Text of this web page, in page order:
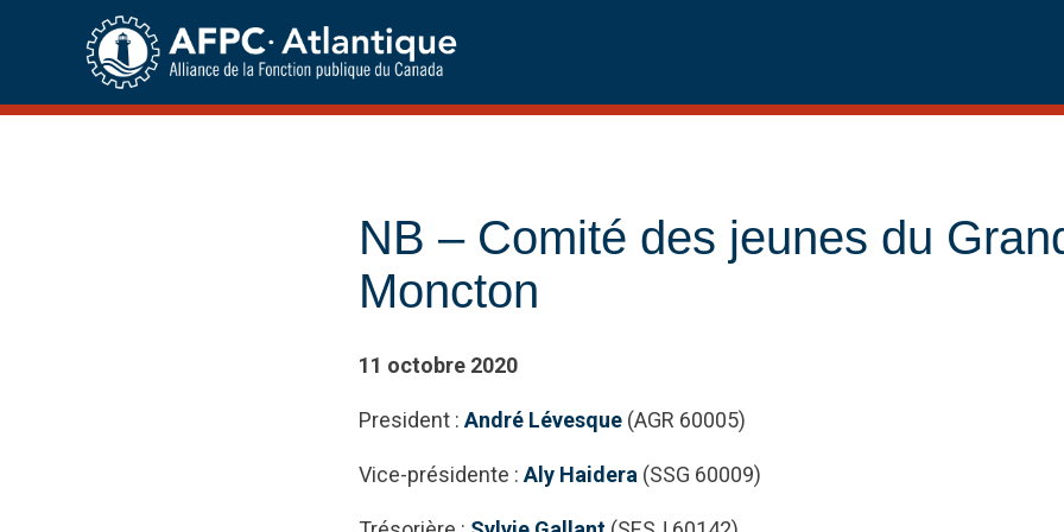
NB – Comité des jeunes du
Moncton
11 octobre 2020
President :André Lévesque (AGR 60005)
Vice-présidente :Aly Haidera (SSG 60009)